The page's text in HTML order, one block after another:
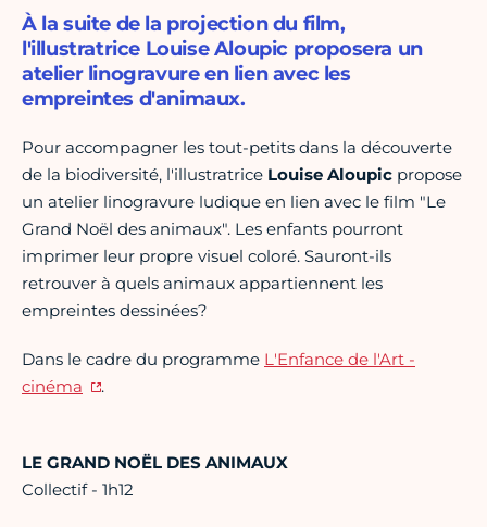
À la suite de la projection du film,
l'illustratrice Louise Aloupic proposera un
atelier linogravure en lien avec les
empreintes d'animaux.
Pour accompagner les tout-petits dans la découverte
de la biodiversité, l'illustratrice Louise Aloupic propose
un atelier linogravure ludique en lien avec le film "Le
Grand Noël des animaux". Les enfants pourront
imprimer leur propre visuel coloré. Sauront-ils
retrouver à quels animaux appartiennent les
empreintes dessinées?
Dans le cadre du programme L'Enfance de l'Art -
cinéma
.
LE GRAND NOËL DES ANIMAUX
Collectif - 1h12